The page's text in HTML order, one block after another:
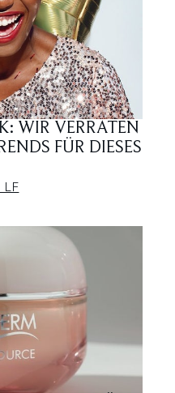
WIR VERRATEN
FÜR DIESES
LF